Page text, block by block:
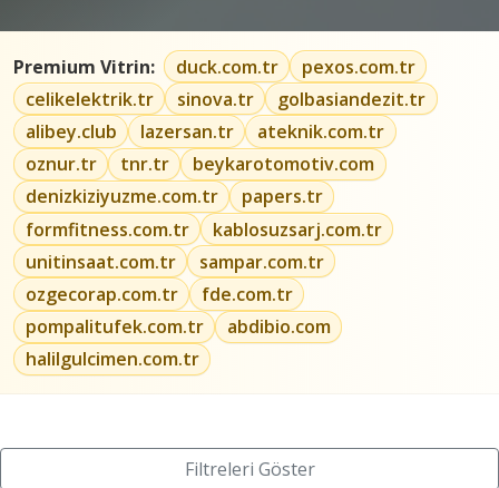
Premium Vitrin: duck.com.tr
pexos.com.tr
celikelektrik.tr
sinova.tr
golbasiandezit.tr
alibey.club
lazersan.tr
ateknik.com.tr
oznur.tr
tnr.tr
beykarotomotiv.com
denizkiziyuzme.com.tr
papers.tr
formfitness.com.tr
kablosuzsarj.com.tr
unitinsaat.com.tr
sampar.com.tr
ozgecorap.com.tr
fde.com.tr
pompalitufek.com.tr
abdibio.com
halilgulcimen.com.tr
Filtreleri Göster